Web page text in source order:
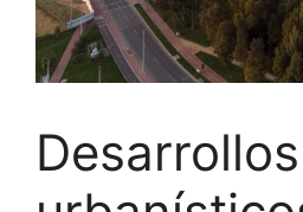
Desarrollos